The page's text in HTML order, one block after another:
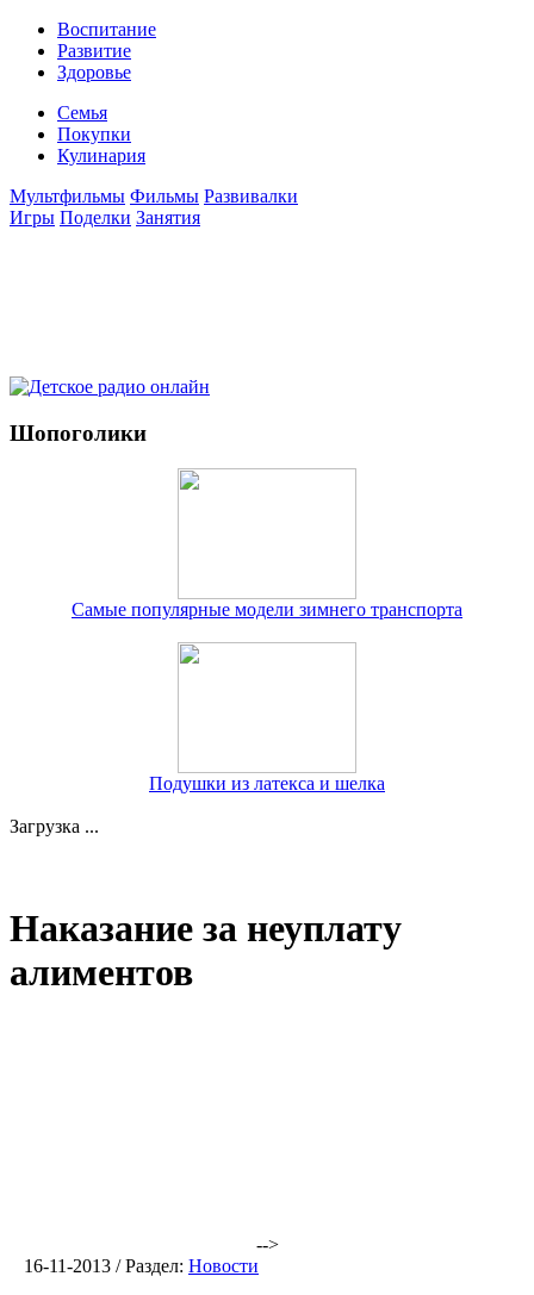
Воспитание
Развитие
Здоровье
Семья
Покупки
Кулинария
Мультфильмы Фильмы Развивалки
Игры Поделки Занятия
Шопоголики
Самые популярные модели зимнего транспорта
Подушки из латекса и шелка
Загрузка ...
Наказание за неуплату
алиментов
-->
16-11-2013 / Раздел: Новости